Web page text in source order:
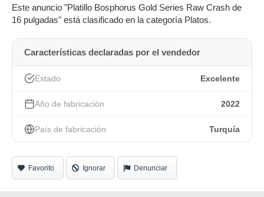
Este anuncio "Platillo Bosphorus Gold Series Raw Crash de
16 pulgadas" está clasificado en la categoría Platos.
Características declaradas por el vendedor
Estado Excelente
Año de fabricación 2022
País de fabricación Turquía
Favorito Ignorar Denunciar